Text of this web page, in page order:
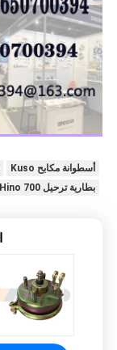
أسطوانة مكابح Kuso
بطارية ترحيل Hino 700 قطعة